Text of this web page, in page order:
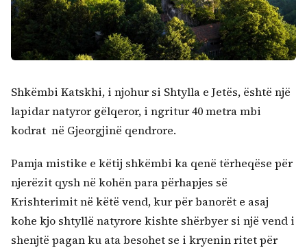
Shkëmbi Katskhi, i njohur si Shtylla e Jetës, është një
lapidar natyror gëlqeror, i ngritur 40 metra mbi
kodrat në Gjeorgjinë qendrore.
Pamja mistike e këtij shkëmbi ka qenë tërheqëse për
njerëzit qysh në kohën para përhapjes së
Krishterimit në këtë vend, kur për banorët e asaj
kohe kjo shtyllë natyrore kishte shërbyer si një vend i
shenjtë pagan ku ata besohet se i kryenin ritet për